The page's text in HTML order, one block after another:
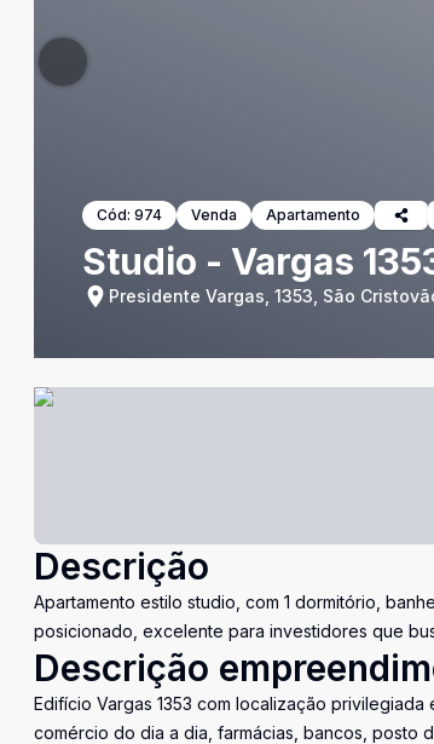
Cód: 974 Venda Apartamento
Studio - Vargas
Presidente Vargas, 1353, São
Descrição
Apartamento estilo studio, com 1 dormitório,
posicionado, excelente para investidores que
Descrição
Edifício Vargas 1353 com localização
comércio do dia a dia, farmácias, bancos, posto